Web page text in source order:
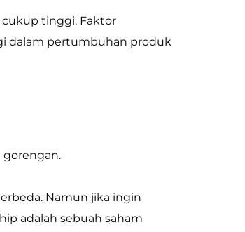
tinggi. Faktor
dalam pertumbuhan produk
gorengan.
Namun jika ingin
adalah sebuah saham